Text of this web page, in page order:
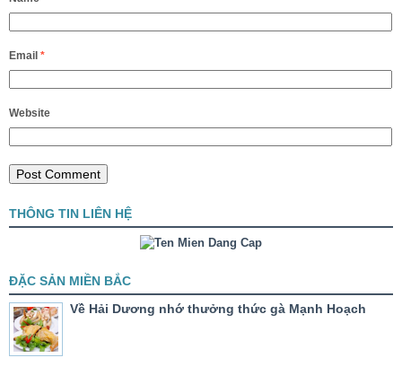
Email *
Website
THÔNG TIN LIÊN HỆ
ĐẶC SẢN MIỀN BẮC
Về Hải Dương nhớ thưởng thức gà Mạnh Hoạch